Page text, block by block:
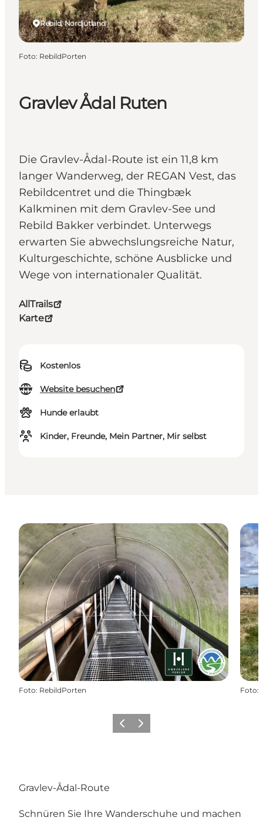
Gravlev Ådal Ruten
Die Gravlev-Ådal-Route ist ein 11,8 km
langer Wanderweg, der REGAN Vest, das
Rebildcentret und die Thingbæk
Kalkminen mit dem Gravlev-See und
Rebild Bakker verbindet. Unterwegs
erwarten Sie abwechslungsreiche Natur,
Kulturgeschichte, schöne Ausblicke und
Wege von internationaler Qualität.
AllTrails
Karte
Kostenlos
Website besuchen
Hunde erlaubt
Kinder, Freunde, Mein Partner, Mir selbst
Rebild, Nordjütland
Foto: RebildPorten
Foto: RebildPorten Foto:
Vorherige Folie
Nächste Folie
Gravlev-Ådal-Route
Schnüren Sie Ihre Wanderschuhe und machen